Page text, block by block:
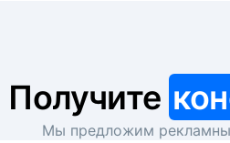
Получите
Мы предложим